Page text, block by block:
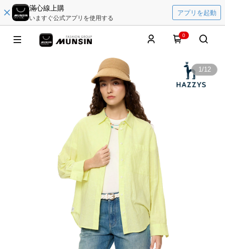
滿心線上購
いますぐ公式アプリを使用する
アプリを起動
0
1/12